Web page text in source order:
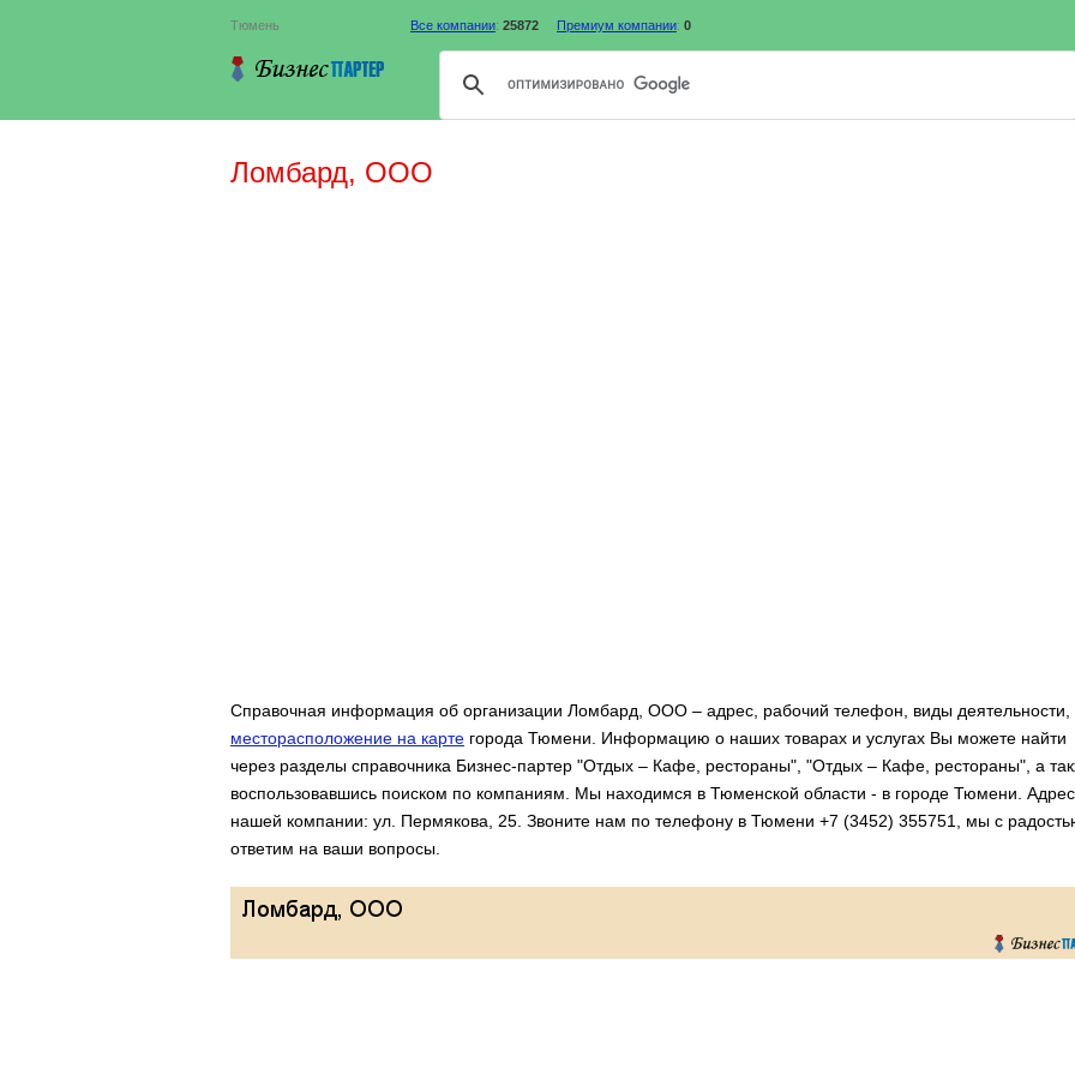
Тюмень Все компании: 25872 Премиум компании: 0
Ломбард, ООО
Справочная информация об организации Ломбард, ООО – адрес, рабочий телефон, виды деятельности,
месторасположение на карте города Тюмени. Информацию о наших товарах и услугах Вы можете найти
через разделы справочника Бизнес-партер "Отдых – Кафе, рестораны", "Отдых – Кафе, рестораны", а
воспользовавшись поиском по компаниям. Мы находимся в Тюменской области - в городе Тюмени. Адрес
нашей компании: ул. Пермякова, 25. Звоните нам по телефону в Тюмени +7 (3452) 355751, мы с
ответим на ваши вопросы.